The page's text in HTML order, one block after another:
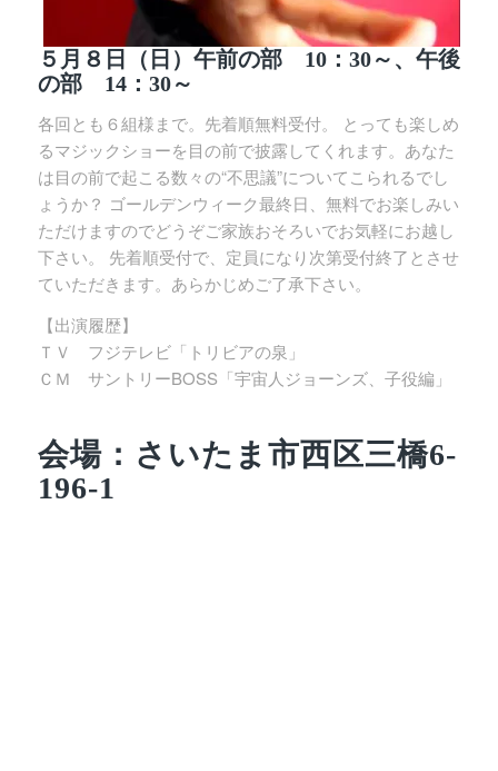
５月８日（日）午前の部 10：30～、午後
の部 14：30～
各回とも６組様まで。先着順無料受付。 とっても楽しめ
るマジックショーを目の前で披露してくれます。あなた
は目の前で起こる数々の“不思議”についてこられるでし
ょうか？ ゴールデンウィーク最終日、無料でお楽しみい
ただけますのでどうぞご家族おそろいでお気軽にお越し
下さい。 先着順受付で、定員になり次第受付終了とさせ
ていただきます。あらかじめご了承下さい。
【出演履歴】
ＴＶ フジテレビ「トリビアの泉」
ＣＭ サントリーBOSS「宇宙人ジョーンズ、子役編」
会場：さいたま市西区三橋6-
196-1